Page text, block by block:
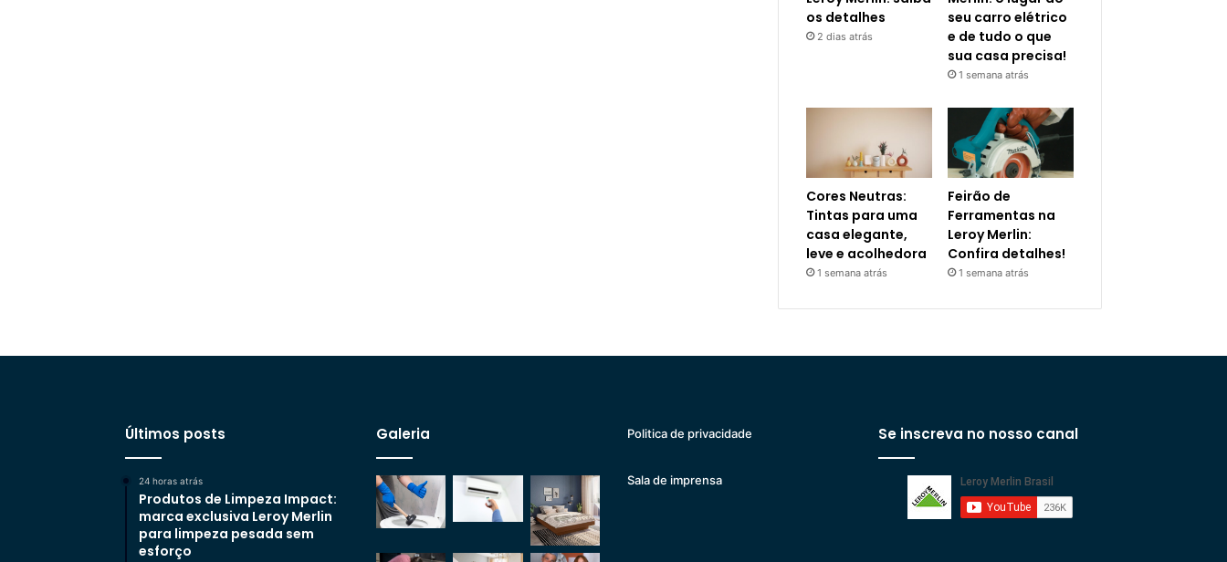
os detalhes
2 dias atrás
seu carro elétrico
e de tudo o que
sua casa precisa!
1 semana atrás
Cores Neutras:
Tintas para uma
casa elegante,
leve e acolhedora
1 semana atrás
Feirão de
Ferramentas na
Leroy Merlin:
Confira detalhes!
1 semana atrás
Últimos posts
24 horas atrás
Produtos de Limpeza Impact:
marca exclusiva Leroy Merlin
para limpeza pesada sem
esforço
Galeria Politica de privacidade
Sala de imprensa
Se inscreva no nosso canal